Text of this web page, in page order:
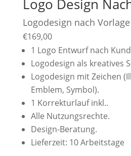
Logo Design
Logodesign nach Vorlage
€169,00
1 Logo Entwurf nach
Logodesign als kreatives
Logodesign mit Zeichen
Emblem, Symbol).
1 Korrekturlauf inkl..
Alle Nutzungsrechte.
Design-Beratung.
Lieferzeit: 10 Arbeitstage